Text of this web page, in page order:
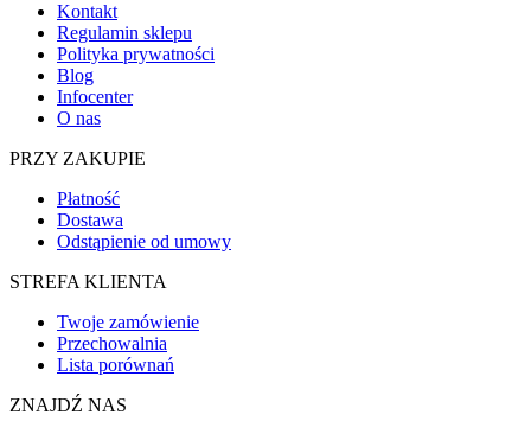
Kontakt
Regulamin sklepu
Polityka prywatności
Blog
Infocenter
O nas
PRZY ZAKUPIE
Płatność
Dostawa
Odstąpienie od umowy
STREFA KLIENTA
Twoje zamówienie
Przechowalnia
Lista porównań
ZNAJDŹ NAS